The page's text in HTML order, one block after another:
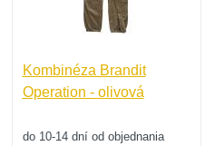
Kombinéza Brandit
Operation - olivová
do 10-14 dní od objednania